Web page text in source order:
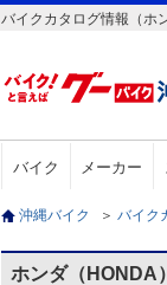
バイクカタログ情報（ホ
バイク メーカー
沖縄バイク ＞ バイク
ホンダ（HONDA